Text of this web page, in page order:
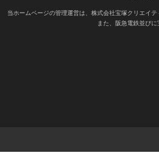
当ホームページの管理運営は、株式会社宝塚クリエイ
また、阪急電鉄並び